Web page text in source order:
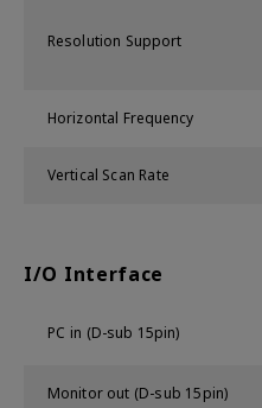
Resolution Support
Horizontal Frequency
Vertical Scan Rate
I/O Interface
PC in (D-sub 15pin)
Monitor out (D-sub 15pin)